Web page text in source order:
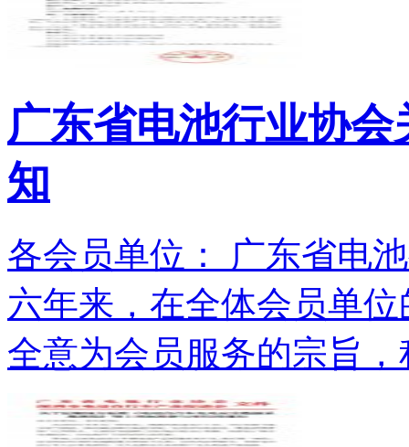
广东省电池行业协
知
各会员单位： 广东省电
六年来，在全体会员单
全意为会员服务的宗旨，